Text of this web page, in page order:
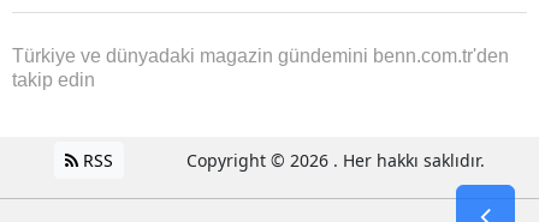
Türkiye ve dünyadaki magazin gündemini benn.com.tr'den
takip edin
RSS Copyright © 2026 . Her hakkı saklıdır.